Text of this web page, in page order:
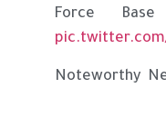
Force